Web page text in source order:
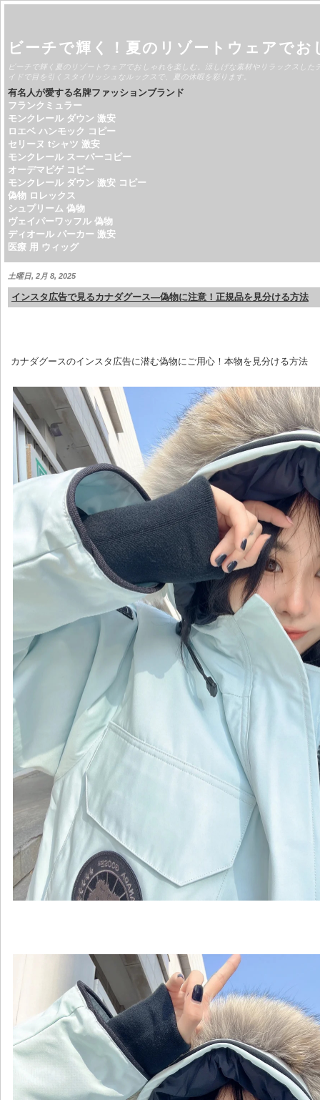
ビーチで輝く！夏のリゾートウェアでお
ビーチで輝く夏のリゾートウェアでおしゃれを楽しむ。涼しげな素材やリラックスし
イドで目を引くスタイリッシュなルックスで、夏の休暇を彩ります。
有名人が愛する名牌ファッションブランド
フランクミュラー
モンクレール ダウン 激安
ロエベ ハンモック コピー
セリーヌ tシャツ 激安
モンクレール スーパーコピー
オーデマピゲ コピー
モンクレール ダウン 激安 コピー
偽物 ロレックス
シュプリーム 偽物
ヴェイパーワッフル 偽物
ディオール パーカー 激安
医療 用 ウィッグ
土曜日, 2月 8, 2025
インスタ広告で見るカナダグース—偽物に注意！正規品を見分ける方法
カナダグースのインスタ広告に潜む偽物にご用心！本物を見分ける方法